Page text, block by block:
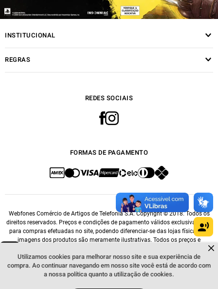
Fale comigo clicando aqui
Utilizamos cookies para melhorar nosso site e sua experiência de
compra. Ao continuar navegando em nosso site você está de acordo com
a nossa política quanto a utilização de cookies.
INSTITUCIONAL
REGRAS
REDES SOCIAIS
FORMAS DE PAGAMENTO
Webfones Comércio de Artigos de Telefonia S.A. Copyright © 2018. Todos os
direitos reservados. Preços e condições de pagamento válidos exclusivamente
para compras efetuadas no site, podendo diferenciar-se das lojas físicas. As
imagens dos produtos são meramente ilustrativas. Todos os preços e
14.548.476/0001-76.